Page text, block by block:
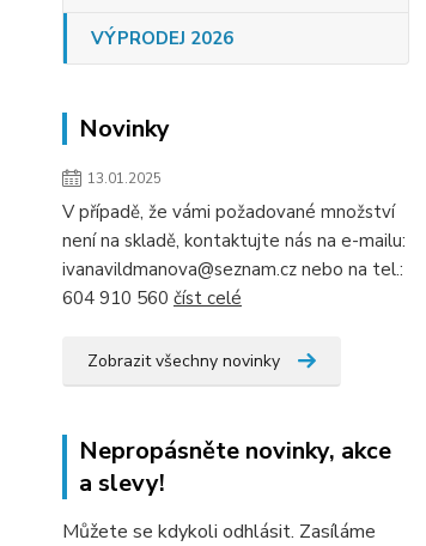
VÝPRODEJ 2026
Novinky
13.01.2025
V případě, že vámi požadované množství
není na skladě, kontaktujte nás na e-mailu:
ivanavildmanova@seznam.cz nebo na tel.:
604 910 560 číst celé
Zobrazit všechny novinky
Nepropásněte novinky, akce
a slevy!
Můžete se kdykoli odhlásit. Zasíláme